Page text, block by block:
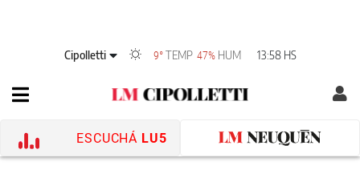
Cipolletti 9° TEMP 47% HUM 13:58 HS
ESCUCHÁ LU5